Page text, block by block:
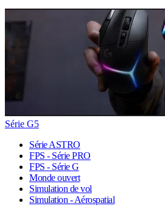
Série G5
Série ASTRO
FPS - Série PRO
FPS - Série G
Monde ouvert
Simulation de vol
Simulation - Aérospatial